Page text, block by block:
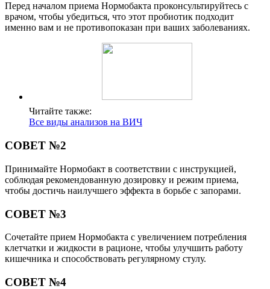
Перед началом приема Нормобакта проконсультируйтесь с
врачом, чтобы убедиться, что этот пробиотик подходит
именно вам и не противопоказан при ваших заболеваниях.
Читайте также:
Все виды анализов на ВИЧ
СОВЕТ №2
Принимайте Нормобакт в соответствии с инструкцией,
соблюдая рекомендованную дозировку и режим приема,
чтобы достичь наилучшего эффекта в борьбе с запорами.
СОВЕТ №3
Сочетайте прием Нормобакта с увеличением потребления
клетчатки и жидкости в рационе, чтобы улучшить работу
кишечника и способствовать регулярному стулу.
СОВЕТ №4